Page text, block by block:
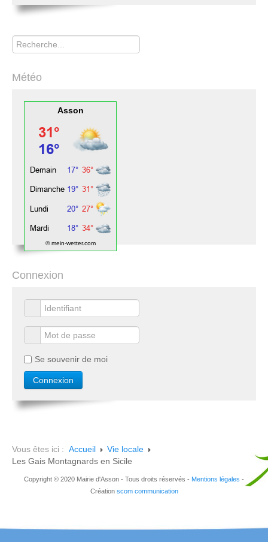
Rechercher
Météo
Asson
© mein-wetter.com
Connexion
Se souvenir de moi
Vous êtes ici : Accueil
Vie locale
Les Gais Montagnards en Sicile
Copyright © 2020 Mairie d'Asson - Tous droits réservés - Mentions légales -
Création scom communication